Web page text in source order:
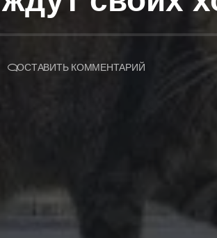
ОСТАВИТЬ КОММЕНТАРИЙ